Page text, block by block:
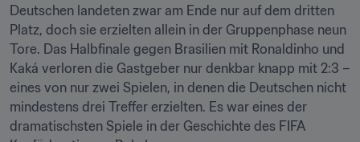
Deutschen landeten zwar am Ende nur auf dem dritten
Platz, doch sie erzielten allein in der Gruppenphase neun
Tore. Das Halbfinale gegen Brasilien mit Ronaldinho und
Kaká verloren die Gastgeber nur denkbar knapp mit 2:3 –
eines von nur zwei Spielen, in denen die Deutschen nicht
mindestens drei Treffer erzielten. Es war eines der
dramatischsten Spiele in der Geschichte des FIFA